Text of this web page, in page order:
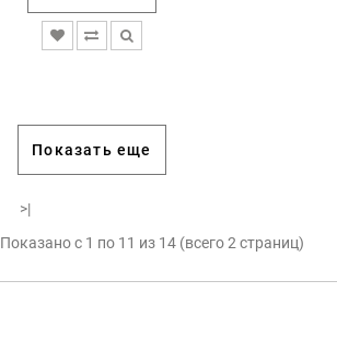
Показать еще
>|
Показано с 1 по 11 из 14 (всего 2 страниц)